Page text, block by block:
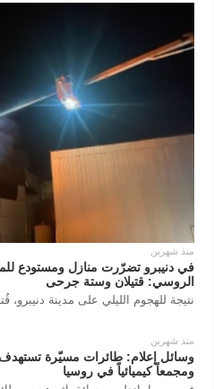
منذ شهرين
في دنيبرو تضرّرت منازل ومستودع
الروسي: قتيلان وستة جرحى
نتيجة للهجوم الليلي على مدينة
منذ شهرين
وسائل إعلام: طائرات مسيّرة
ومجمعاً كيميائياً في روسيا